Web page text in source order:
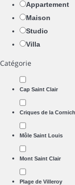
Appartement
Maison
Studio
Villa
Catégorie
Cap Saint Clair
Criques de la
Môle Saint Louis
Mont Saint Clair
Plage de Villeroy